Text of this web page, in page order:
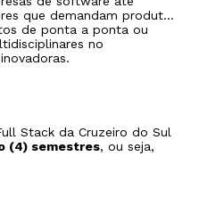
que demandam produtos
de ponta a ponta ou
no
Stack da Cruzeiro do Sul
(4) semestres, ou seja,